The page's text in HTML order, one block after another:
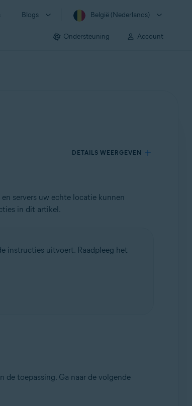
Blogs België (Nederlands)
Ondersteuning Account
DETAILS WEERGEVEN
servers uw echte locatie kunnen
in dit artikel.
instructies uitvoert. Raadpleeg het
de toepassing. Ga naar de volgende